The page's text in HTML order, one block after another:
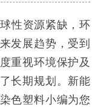
性资源紧缺，环
发展趋势，受到
重视环境保护及
长期规划。新能
色塑料小编为您